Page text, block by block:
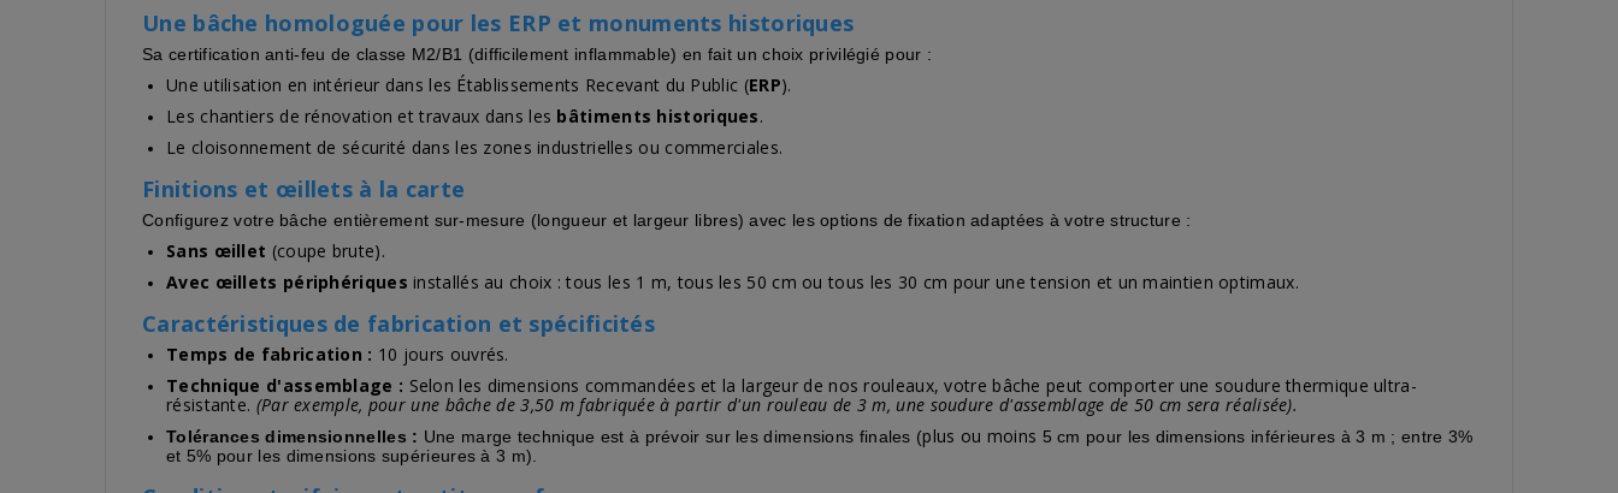
Une bâche homologuée pour les ERP et monuments historiques
Sa certification anti-feu de classe M2/B1 (difficilement inflammable) en fait un choix privilégié pour :
Une utilisation en intérieur dans les Établissements Recevant du Public (ERP).
Les chantiers de rénovation et travaux dans les bâtiments historiques.
Le cloisonnement de sécurité dans les zones industrielles ou commerciales.
Finitions et œillets à la carte
Configurez votre bâche entièrement sur-mesure (longueur et largeur libres) avec les options de fixation adaptées à votre structure :
Sans œillet (coupe brute).
Avec œillets périphériques installés au choix : tous les 1 m, tous les 50 cm ou tous les 30 cm pour une tension et un maintien optimaux.
Caractéristiques de fabrication et spécificités
Temps de fabrication : 10 jours ouvrés.
Technique d'assemblage : Selon les dimensions commandées et la largeur de nos rouleaux, votre bâche peut comporter une soudure thermique ultra-
résistante. (Par exemple, pour une bâche de 3,50 m fabriquée à partir d'un rouleau de 3 m, une soudure d'assemblage de 50 cm sera réalisée).
Tolérances dimensionnelles : Une marge technique est à prévoir sur les dimensions finales (plus ou moins 5 cm pour les dimensions inférieures à 3 m ; entre 3%
et 5% pour les dimensions supérieures à 3 m).